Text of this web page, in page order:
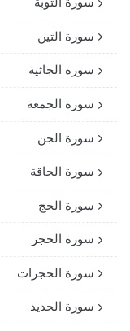
سورة التين
سورة الجاثية
سورة الجمعة
سورة الجن
سورة الحاقة
سورة الحج
سورة الحجر
سورة الحجرات
سورة الحديد